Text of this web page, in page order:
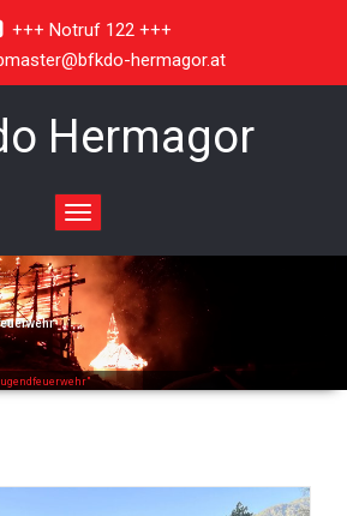
+++ Notruf 122 +++
hermagor.at
Hermagor
Toggle
navigation